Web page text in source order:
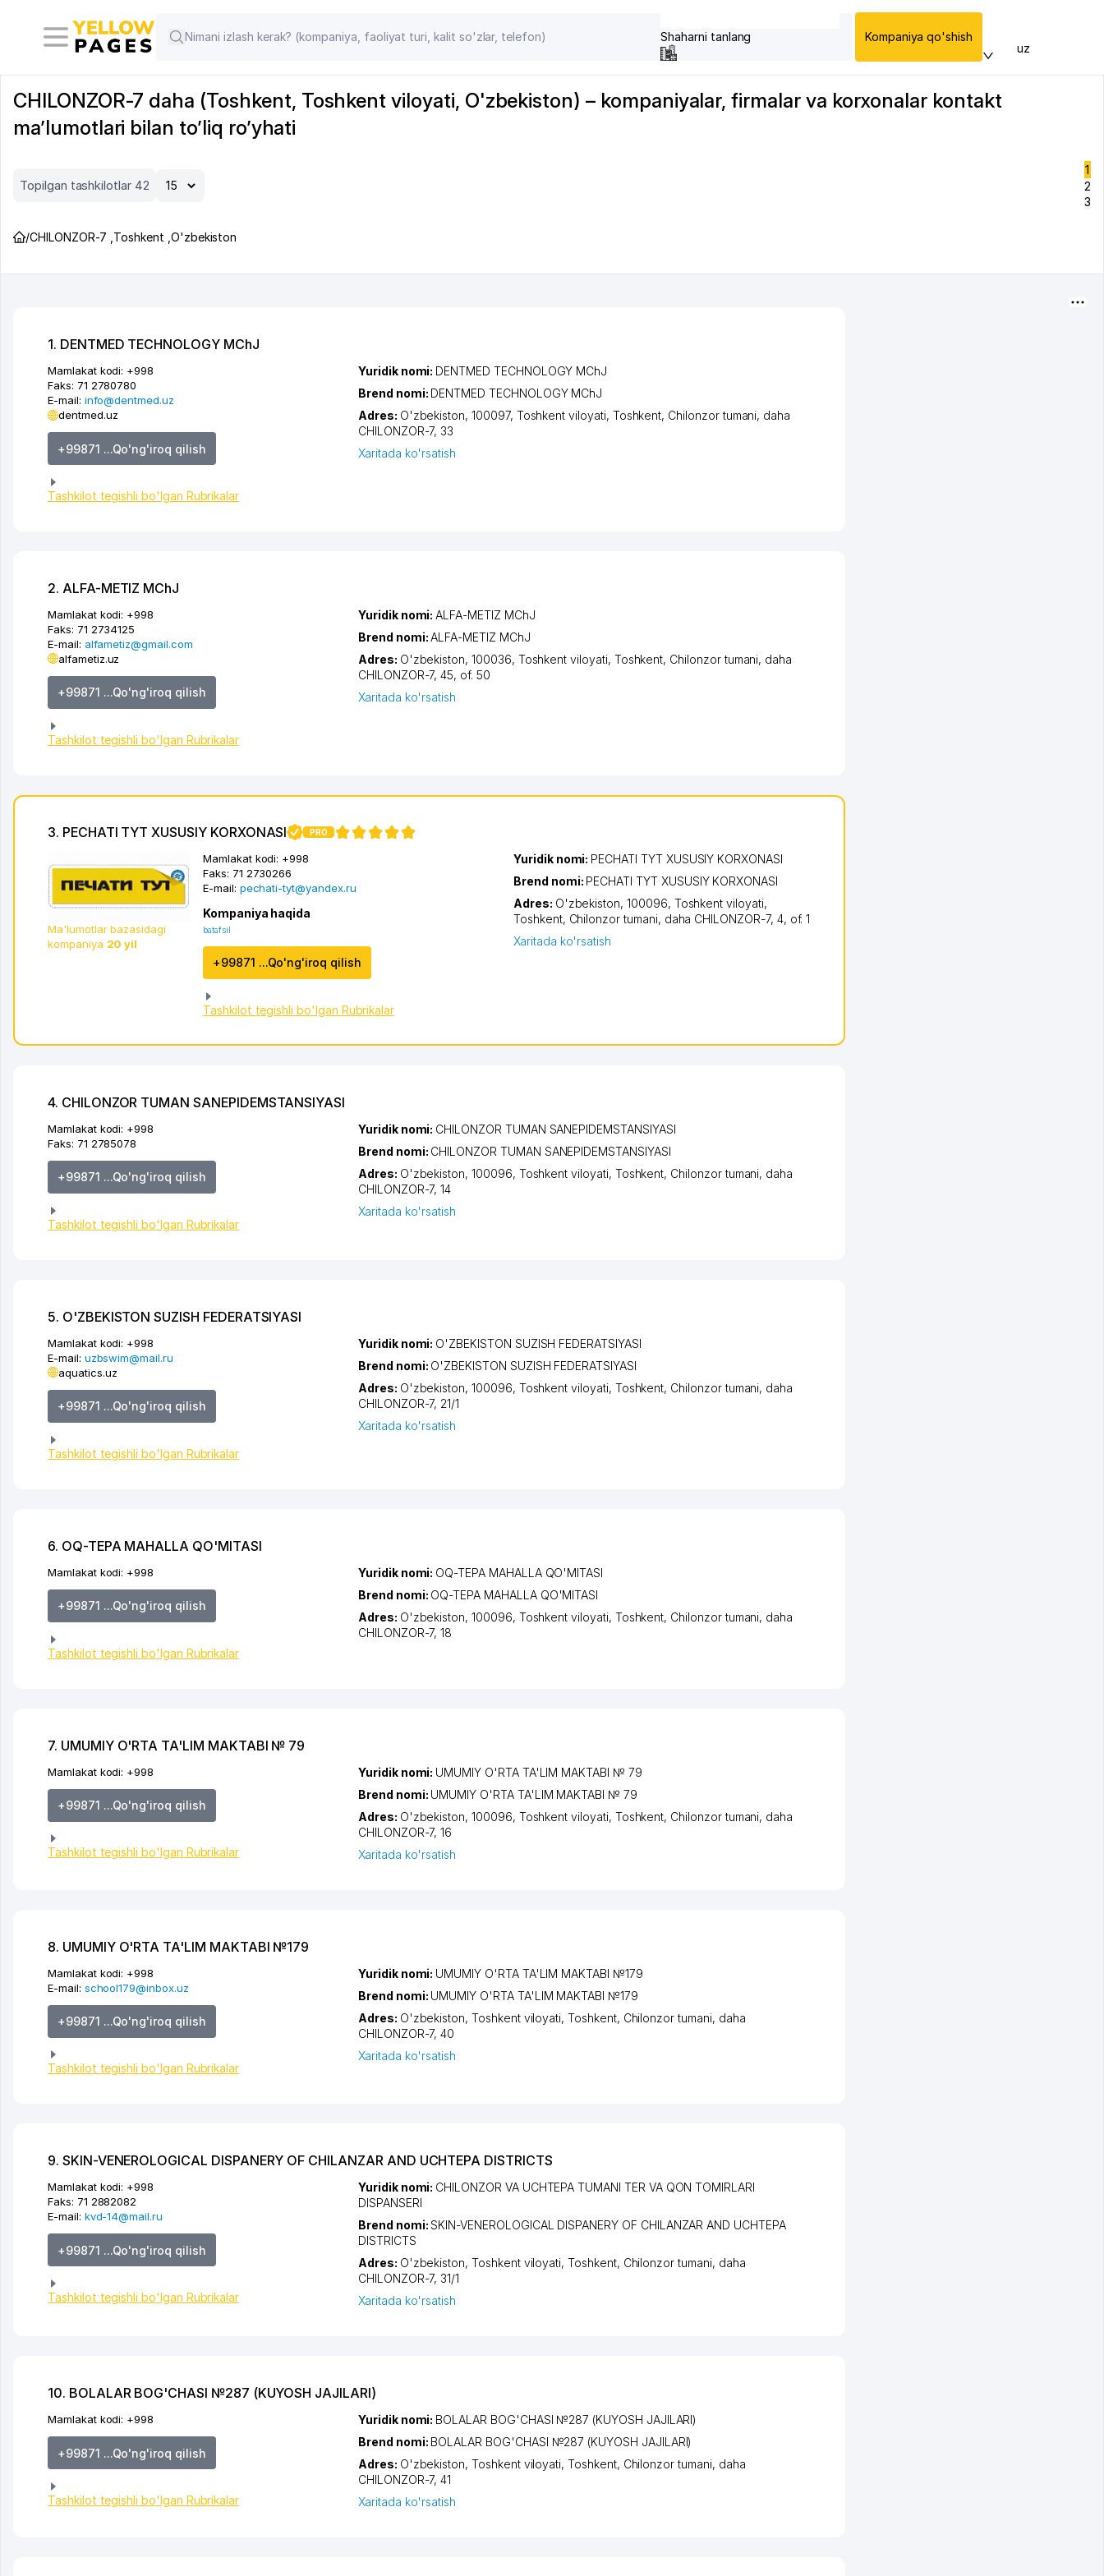
Shaharni tanlang Kompaniya qo'shish
uz
CHILONZOR-7 daha (Toshkent, Toshkent viloyati, O'zbekiston) – kompaniyalar, firmalar va korxonalar kontakt
ma’lumotlari bilan to’liq ro’yhati
Topilgan tashkilotlar 42
1
2
3
/CHILONZOR-7 Toshkent O'zbekiston
1. DENTMED TECHNOLOGY MChJ
Mamlakat kodi: +998
Faks: 71 2780780
E-mail: info@dentmed.uz
dentmed.uz
+99871 ...Qo'ng'iroq qilish
Tashkilot tegishli bo'lgan Rubrikalar
Yuridik nomi: DENTMED TECHNOLOGY MChJ
Brend nomi: DENTMED TECHNOLOGY MChJ
Adres: O'zbekiston, 100097, Toshkent viloyati, Toshkent, Chilonzor tumani, daha
CHILONZOR-7, 33
Xaritada ko'rsatish
2. ALFA-METIZ MChJ
Mamlakat kodi: +998
Faks: 71 2734125
E-mail: alfametiz@gmail.com
alfametiz.uz
+99871 ...Qo'ng'iroq qilish
Tashkilot tegishli bo'lgan Rubrikalar
Yuridik nomi:ALFA-METIZ MChJ
Brend nomi:ALFA-METIZ MChJ
Adres: O'zbekiston, 100036, Toshkent viloyati, Toshkent, Chilonzor tumani, daha
CHILONZOR-7, 45, of. 50
Xaritada ko'rsatish
3. PECHATI TYT XUSUSIY KORXONASI PRO
Ma'lumotlar bazasidagi
kompaniya 20 yil
Mamlakat kodi: +998
Faks: 71 2730266
E-mail: pechati-tyt@yandex.ru
Kompaniya haqida
batafsil
+99871 ...Qo'ng'iroq qilish
Tashkilot tegishli bo'lgan Rubrikalar
Yuridik nomi: PECHATI TYT XUSUSIY KORXONASI
Brend nomi: PECHATI TYT XUSUSIY KORXONASI
Adres: O'zbekiston, 100096, Toshkent viloyati,
Toshkent, Chilonzor tumani, daha CHILONZOR-7, 4, of. 1
Xaritada ko'rsatish
4. CHILONZOR TUMAN SANEPIDEMSTANSIYASI
Mamlakat kodi: +998
Faks: 71 2785078
+99871 ...Qo'ng'iroq qilish
Tashkilot tegishli bo'lgan Rubrikalar
Yuridik nomi: CHILONZOR TUMAN SANEPIDEMSTANSIYASI
Brend nomi: CHILONZOR TUMAN SANEPIDEMSTANSIYASI
Adres: O'zbekiston, 100096, Toshkent viloyati, Toshkent, Chilonzor tumani, daha
CHILONZOR-7, 14
Xaritada ko'rsatish
5. O'ZBEKISTON SUZISH FEDERATSIYASI
Mamlakat kodi: +998
E-mail: uzbswim@mail.ru
aquatics.uz
+99871 ...Qo'ng'iroq qilish
Tashkilot tegishli bo'lgan Rubrikalar
Yuridik nomi: O'ZBEKISTON SUZISH FEDERATSIYASI
Brend nomi: O'ZBEKISTON SUZISH FEDERATSIYASI
Adres: O'zbekiston, 100096, Toshkent viloyati, Toshkent, Chilonzor tumani, daha
CHILONZOR-7, 21/1
Xaritada ko'rsatish
6. OQ-TEPA MAHALLA QO'MITASI
Mamlakat kodi: +998
+99871 ...Qo'ng'iroq qilish
Tashkilot tegishli bo'lgan Rubrikalar
Yuridik nomi: OQ-TEPA MAHALLA QO'MITASI
Brend nomi: OQ-TEPA MAHALLA QO'MITASI
Adres: O'zbekiston, 100096, Toshkent viloyati, Toshkent, Chilonzor tumani, daha
CHILONZOR-7, 18
7. UMUMIY O'RTA TA'LIM MAKTABI № 79
Mamlakat kodi: +998
+99871 ...Qo'ng'iroq qilish
Tashkilot tegishli bo'lgan Rubrikalar
Yuridik nomi: UMUMIY O'RTA TA'LIM MAKTABI № 79
Brend nomi: UMUMIY O'RTA TA'LIM MAKTABI № 79
Adres: O'zbekiston, 100096, Toshkent viloyati, Toshkent, Chilonzor tumani, daha
CHILONZOR-7, 16
Xaritada ko'rsatish
8. UMUMIY O'RTA TA'LIM MAKTABI №179
Mamlakat kodi: +998
E-mail: school179@inbox.uz
+99871 ...Qo'ng'iroq qilish
Tashkilot tegishli bo'lgan Rubrikalar
Yuridik nomi: UMUMIY O'RTA TA'LIM MAKTABI №179
Brend nomi: UMUMIY O'RTA TA'LIM MAKTABI №179
Adres: O'zbekiston,Toshkent viloyati,Toshkent, Chilonzor tumani, daha
CHILONZOR-7, 40
Xaritada ko'rsatish
9. SKIN-VENEROLOGICAL DISPANERY OF CHILANZAR AND UCHTEPA DISTRICTS
Mamlakat kodi: +998
Faks: 71 2882082
E-mail: kvd-14@mail.ru
+99871 ...Qo'ng'iroq qilish
Tashkilot tegishli bo'lgan Rubrikalar
Yuridik nomi: CHILONZOR VA UCHTEPA TUMANI TER VA QON TOMIRLARI
DISPANSERI
Brend nomi:SKIN-VENEROLOGICAL DISPANERY OF CHILANZAR AND UCHTEPA
DISTRICTS
Adres: O'zbekiston,Toshkent viloyati,Toshkent, Chilonzor tumani, daha
CHILONZOR-7, 31/1
Xaritada ko'rsatish
10. BOLALAR BOG'CHASI №287 (KUYOSH JAJILARI)
Mamlakat kodi: +998
+99871 ...Qo'ng'iroq qilish
Tashkilot tegishli bo'lgan Rubrikalar
Yuridik nomi: BOLALAR BOG'CHASI №287 (KUYOSH JAJILARI)
Brend nomi: BOLALAR BOG'CHASI №287 (KUYOSH JAJILARI)
Adres: O'zbekiston,Toshkent viloyati,Toshkent, Chilonzor tumani, daha
CHILONZOR-7, 41
Xaritada ko'rsatish